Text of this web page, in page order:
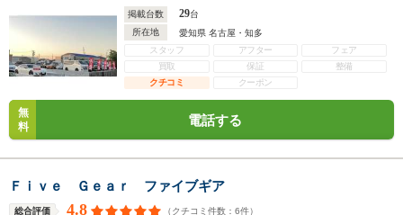
掲載台数 29台
所在地
愛知県 名古屋・知多
スタッフ
アフター
フェア
買取
保証
整備
クチコミ
クーポン
無
料
電話する
Ｆｉｖｅ Ｇｅａｒ ファイブギア
総合評価 4.8 （クチコミ件数： 6件）